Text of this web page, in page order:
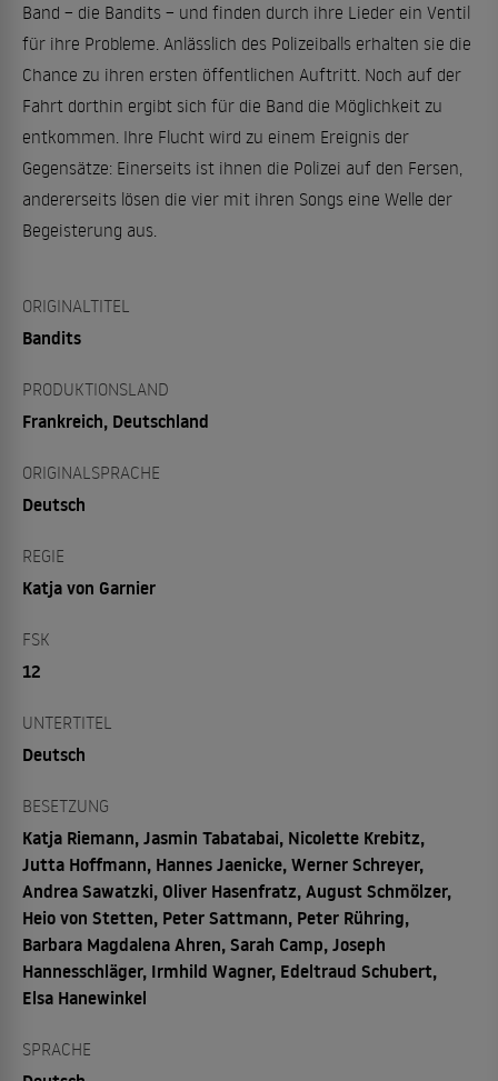
Band – die Bandits – und finden durch ihre Lieder ein Ventil
für ihre Probleme. Anlässlich des Polizeiballs erhalten sie die
Chance zu ihren ersten öffentlichen Auftritt. Noch auf der
Fahrt dorthin ergibt sich für die Band die Möglichkeit zu
entkommen. Ihre Flucht wird zu einem Ereignis der
Gegensätze: Einerseits ist ihnen die Polizei auf den Fersen,
andererseits lösen die vier mit ihren Songs eine Welle der
Begeisterung aus.
ORIGINALTITEL
Bandits
PRODUKTIONSLAND
Frankreich, Deutschland
ORIGINALSPRACHE
Deutsch
REGIE
Katja von Garnier
FSK
12
UNTERTITEL
Deutsch
BESETZUNG
Katja Riemann, Jasmin Tabatabai, Nicolette Krebitz,
Jutta Hoffmann, Hannes Jaenicke, Werner Schreyer,
Andrea Sawatzki, Oliver Hasenfratz, August Schmölzer,
Heio von Stetten, Peter Sattmann, Peter Rühring,
Barbara Magdalena Ahren, Sarah Camp, Joseph
Hannesschläger, Irmhild Wagner, Edeltraud Schubert,
Elsa Hanewinkel
SPRACHE